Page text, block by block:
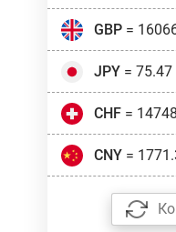
GBP=
JPY= 75.47
CHF=
CNY=